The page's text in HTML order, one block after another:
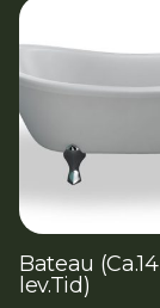
Bateau
lev.Tid)